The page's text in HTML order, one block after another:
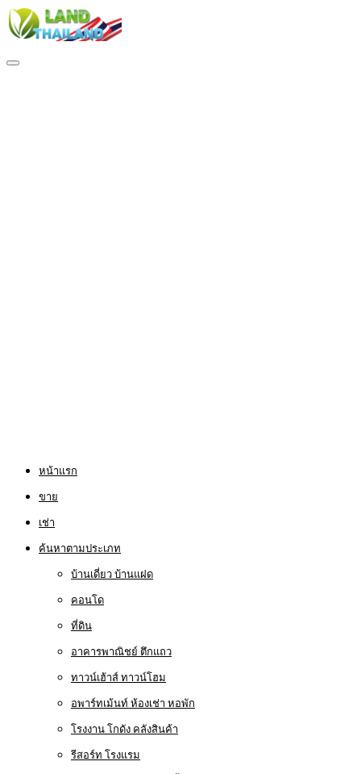
หน้าแรก
ขาย
เช่า
ค้นหาตามประเภท
บ้านเดี่ยว บ้านแฝด
คอนโด
ที่ดิน
อาคารพาณิชย์ ตึกแถว
ทาวน์เฮ้าส์ ทาวน์โฮม
อพาร์ทเม้นท์ ห้องเช่า หอพัก
โรงงาน โกดัง คลังสินค้า
รีสอร์ท โรงแรม